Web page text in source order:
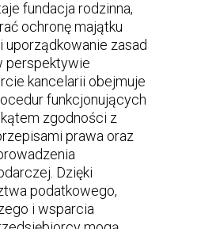
fundacja rodzinna,
ochronę majątku
zasad
perspektywie
kancelarii obejmuje
funkcjonujących
zgodności z
prawa oraz
Dzięki
podatkowego,
i wsparcia